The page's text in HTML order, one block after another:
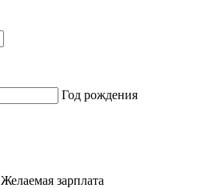
Год рождения
Желаемая зарплата